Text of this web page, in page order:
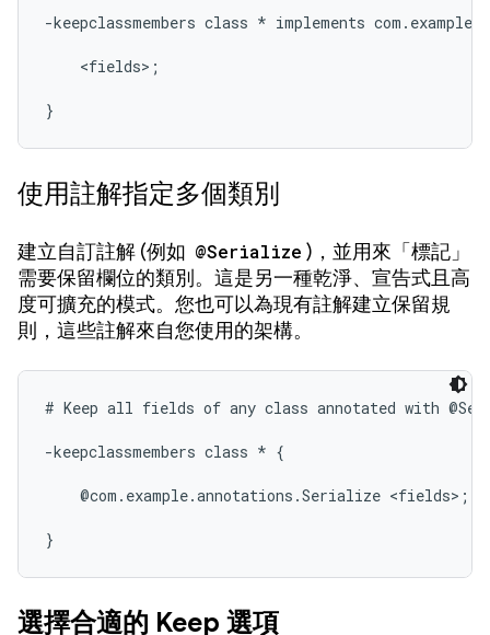
-keepclassmembers class * implements
    <fields>;
}
使用註解指定多個類別
建立自訂註解 (例如 @Serialize )，並用來「標記」
需要保留欄位的類別。這是另一種乾淨、宣告式且高
度可擴充的模式。您也可以為現有註解建立保留規
則，這些註解來自您使用的架構。
# Keep all fields of any class annotated with
-keepclassmembers class * {
    @com.example.annotations.Serialize <fields>;
}
選擇合適的 Keep 選項